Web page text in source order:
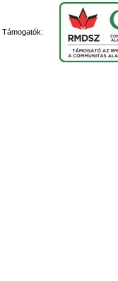
Támogatók: